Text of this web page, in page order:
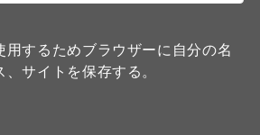
用するためブラウザーに自分の名
サイトを保存する。